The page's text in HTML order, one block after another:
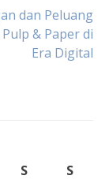
dan Peluang
& Paper di
Era Digital
S
S